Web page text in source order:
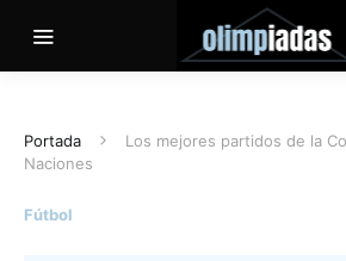
Portada
Los mejores partidos de la
Naciones
Fútbol